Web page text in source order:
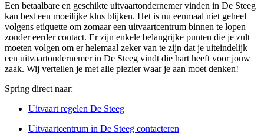
Een betaalbare en geschikte uitvaartondernemer vinden in De Steeg
kan best een moeilijke klus blijken. Het is nu eenmaal niet geheel
volgens etiquette om zomaar een uitvaartcentrum binnen te lopen
zonder eerder contact. Er zijn enkele belangrijke punten die je zult
moeten volgen om er helemaal zeker van te zijn dat je uiteindelijk
een uitvaartondernemer in De Steeg vindt die hart heeft voor jouw
zaak. Wij vertellen je met alle plezier waar je aan moet denken!
Spring direct naar:
Uitvaart regelen De Steeg
Uitvaartcentrum in De Steeg contacteren